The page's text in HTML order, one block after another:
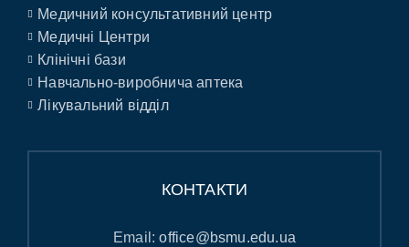
Медичний консультативний центр
Медичні Центри
Клінічні бази
Навчально-виробнича аптека
Лікувальний відділ
КОНТАКТИ
Email:office@bsmu.edu.ua